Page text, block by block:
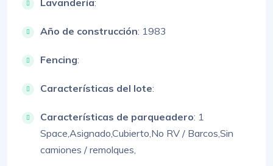
Lavandería:
Año de construcción: 1983
Fencing:
Características del lote:
Características de parqueadero: 1
Space,Asignado,Cubierto,No RV / Barcos,Sin
camiones / remolques,